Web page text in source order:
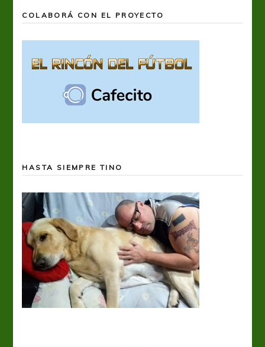
COLABORÁ CON EL PROYECTO
HASTA SIEMPRE TINO